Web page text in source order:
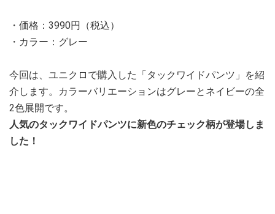
・価格：3990円（税込）
・カラー：グレー
今回は、ユニクロで購入した「タックワイドパンツ」を紹
介します。カラーバリエーションはグレーとネイビーの全
2色展開です。
人気のタックワイドパンツに新色のチェック柄が登場しま
した！